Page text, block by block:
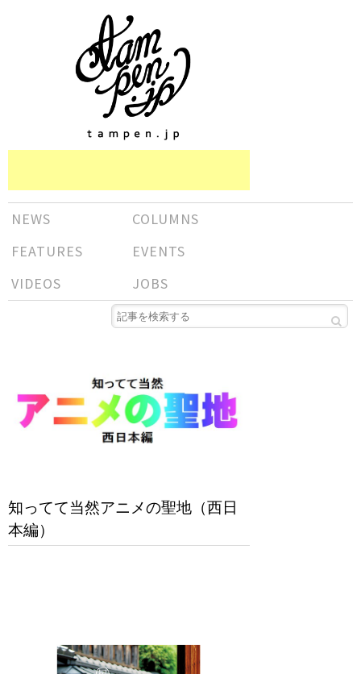
NEWS
COLUMNS
FEATURES
EVENTS
VIDEOS
JOBS
知ってて当然アニメの聖地（西日
本編）